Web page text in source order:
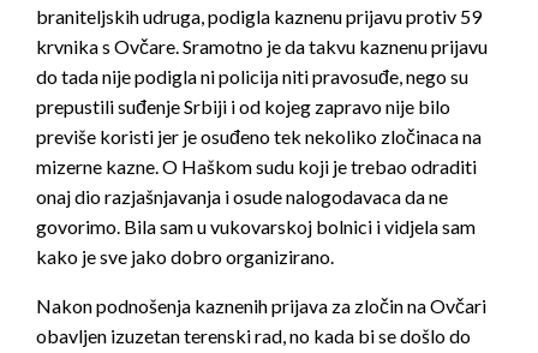
braniteljskih udruga, podigla kaznenu prijavu protiv 59
krvnika s Ovčare. Sramotno je da takvu kaznenu prijavu
do tada nije podigla ni policija niti pravosuđe, nego su
prepustili suđenje Srbiji i od kojeg zapravo nije bilo
previše koristi jer je osuđeno tek nekoliko zločinaca na
mizerne kazne. O Haškom sudu koji je trebao odraditi
onaj dio razjašnjavanja i osude nalogodavaca da ne
govorimo. Bila sam u vukovarskoj bolnici i vidjela sam
kako je sve jako dobro organizirano.
Nakon podnošenja kaznenih prijava za zločin na Ovčari
obavljen izuzetan terenski rad, no kada bi se došlo do